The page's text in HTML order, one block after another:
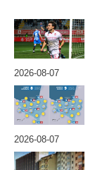
2026-08-07
2026-08-07